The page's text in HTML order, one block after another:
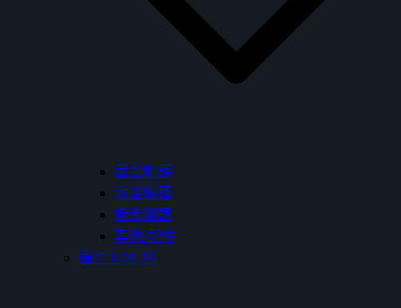
面盆龍頭
沐浴龍頭
廚房龍頭
其他/配件
羅力 LOLAT